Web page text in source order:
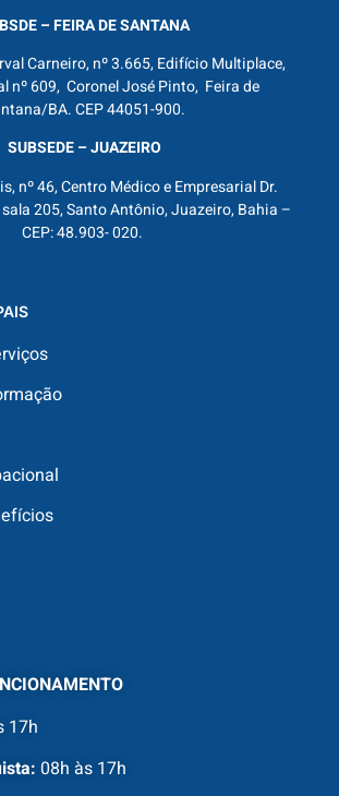
– FEIRA DE SANTANA
Carneiro, nº 3.665, Edifício Multiplace,
nº 609, Coronel José Pinto, Feira de
BA. CEP 44051-900.
SUBSEDE – JUAZEIRO
nº 46, Centro Médico e Empresarial Dr.
205, Santo Antônio, Juazeiro, Bahia –
CEP: 48.903- 020.
17h
08h às 17h